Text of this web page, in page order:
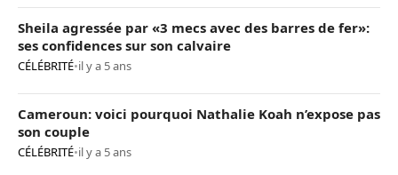
Sheila agressée par «3 mecs avec des barres de fer»:
ses confidences sur son calvaire
CÉLÉBRITÉ•il y a 5 ans
Cameroun: voici pourquoi Nathalie Koah n’expose pas
son couple
CÉLÉBRITÉ•il y a 5 ans